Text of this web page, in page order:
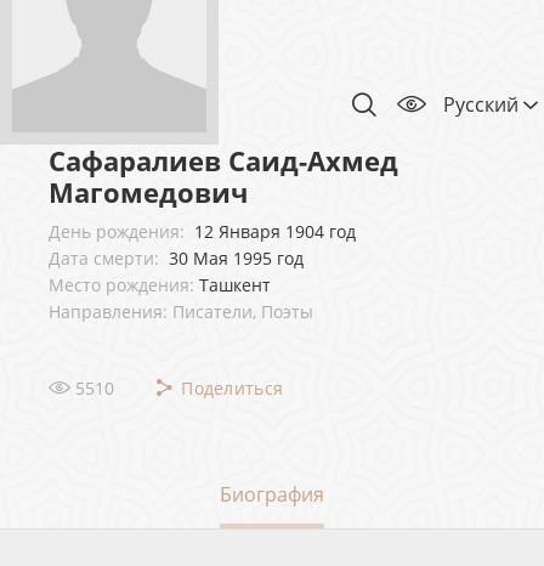
Русский
Сафаралиев Саид-Ахмед
Магомедович
День рождения: 12 Января 1904 год
Дата смерти: 30 Мая 1995 год
Место рождения: Ташкент
Направления: Писатели, Поэты
5510 Поделиться
Биография